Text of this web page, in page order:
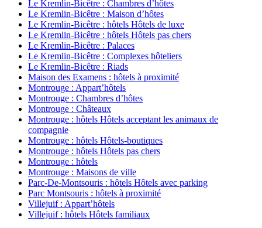
Le Kremlin-Bicêtre : Chambres d’hôtes
Le Kremlin-Bicêtre : Maison d’hôtes
Le Kremlin-Bicêtre : hôtels Hôtels de luxe
Le Kremlin-Bicêtre : hôtels Hôtels pas chers
Le Kremlin-Bicêtre : Palaces
Le Kremlin-Bicêtre : Complexes hôteliers
Le Kremlin-Bicêtre : Riads
Maison des Examens : hôtels à proximité
Montrouge : Appart’hôtels
Montrouge : Chambres d’hôtes
Montrouge : Châteaux
Montrouge : hôtels Hôtels acceptant les animaux de
compagnie
Montrouge : hôtels Hôtels-boutiques
Montrouge : hôtels Hôtels pas chers
Montrouge : hôtels
Montrouge : Maisons de ville
Parc-De-Montsouris : hôtels Hôtels avec parking
Parc Montsouris : hôtels à proximité
Villejuif : Appart’hôtels
Villejuif : hôtels Hôtels familiaux